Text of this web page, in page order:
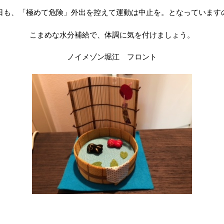
も、「極めて危険」外出を控えて運動は中止を。となっています
こまめな水分補給で、体調に気を付けましょう。
ノイメゾン堀江 フロント